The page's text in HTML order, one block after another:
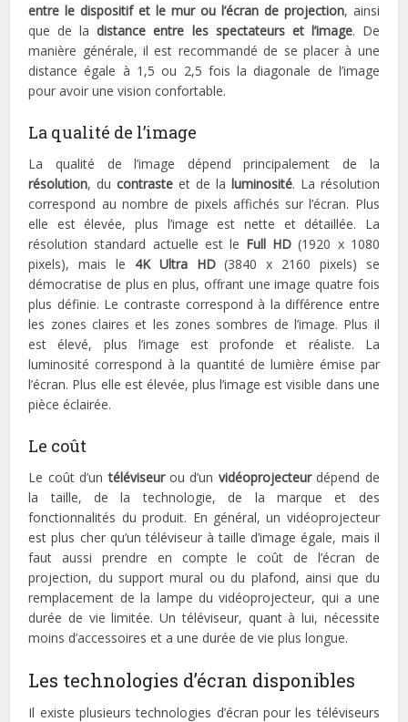
entre le dispositif et le mur ou l’écran de projection, ainsi
que de ladistance entre les spectateurs et l’image. De
manière générale, il est recommandé de se placer à une
distance égale à 1,5 ou 2,5 fois la diagonale de l’image
pour avoir une vision confortable.
La qualité de l’image
La qualité de l’image dépend principalement de la
résolution, ducontraste et de la luminosité. La résolution
correspond au nombre de pixels affichés sur l’écran. Plus
elle est élevée, plus l’image est nette et détaillée. La
résolution standard actuelle est le Full HD (1920 x 1080
pixels), mais le 4K Ultra HD(3840 x 2160 pixels) se
démocratise de plus en plus, offrant une image quatre fois
plus définie. Le contraste correspond à la différence entre
les zones claires et les zones sombres de l’image. Plus il
est élevé, plus l’image est profonde et réaliste. La
luminosité correspond à la quantité de lumière émise par
l’écran. Plus elle est élevée, plus l’image est visible dans une
pièce éclairée.
Le coût
Le coût d’untéléviseurou d’un vidéoprojecteurdépend de
la taille, de la technologie, de la marque et des
fonctionnalités du produit. En général, un vidéoprojecteur
est plus cher qu’un téléviseur à taille d’image égale, mais il
faut aussi prendre en compte le coût de l’écran de
projection, du support mural ou du plafond, ainsi que du
remplacement de la lampe du vidéoprojecteur, qui a une
durée de vie limitée. Un téléviseur, quant à lui, nécessite
moins d’accessoires et a une durée de vie plus longue.
Les technologies d’écran disponibles
Il existe plusieurs technologies d’écran pour les téléviseurs